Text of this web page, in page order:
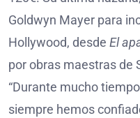
Goldwyn Mayer para
Hollywood, desde El
por obras maestras de
“Durante mucho
siempre hemos